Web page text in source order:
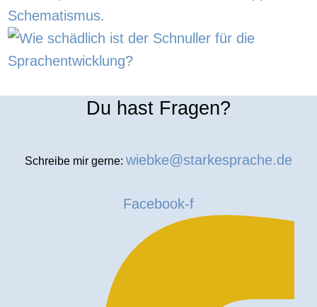
Du hast Fragen?
Schreibe mir gerne: wiebke@starkesprache.de
Facebook-f